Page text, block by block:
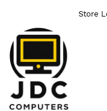
Store